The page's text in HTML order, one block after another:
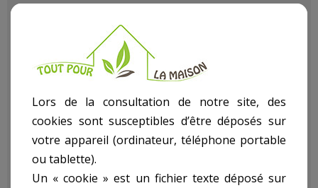
Combine Ponceur 250W
.
Descriptif technique
Combine Ponceur
250W ref. BTCP250-
Lors de la consultation de notre site, des
cookies sont susceptibles d’être déposés sur
votre appareil (ordinateur, téléphone portable
ou tablette).
Un « cookie » est un fichier texte déposé sur